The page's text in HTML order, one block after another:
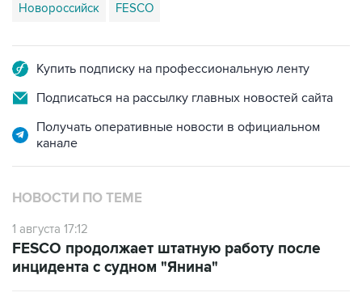
Новороссийск FESCO
Купить подписку на профессиональную ленту
Подписаться на рассылку главных новостей сайта
Получать оперативные новости в официальном
канале
НОВОСТИ ПО ТЕМЕ
1 августа 17:12
FESCO продолжает штатную работу после
инцидента с судном "Янина"